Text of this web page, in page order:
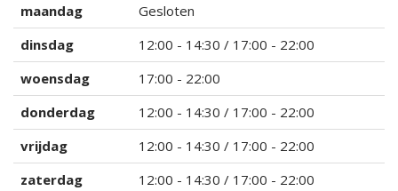
maandag
Gesloten
dinsdag
12:00 - 14:30 / 17:00 - 22:00
woensdag
17:00 - 22:00
donderdag
12:00 - 14:30 / 17:00 - 22:00
vrijdag
12:00 - 14:30 / 17:00 - 22:00
zaterdag
12:00 - 14:30 / 17:00 - 22:00